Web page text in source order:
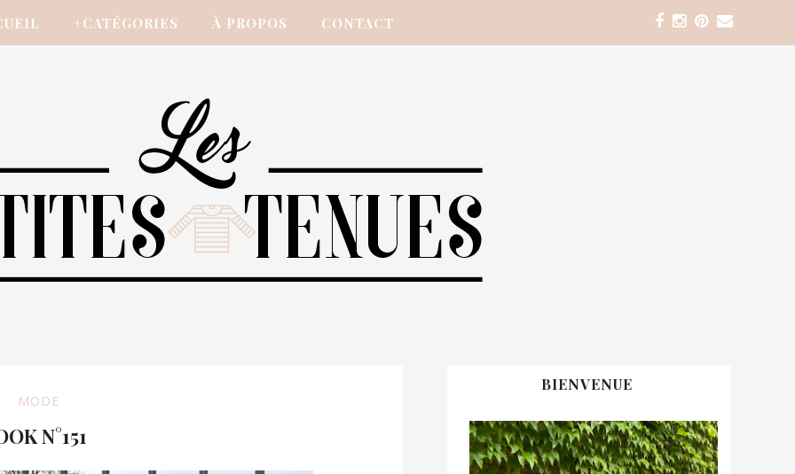
+CATÉGORIES À PROPOS CONTACT
MODE
N°151
BIENVENUE